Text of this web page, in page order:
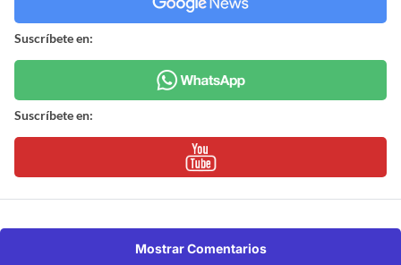
Suscríbete en:
Suscríbete en:
Mostrar Comentarios